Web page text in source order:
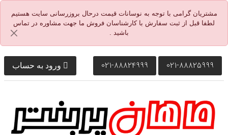
مشتریان گرامی با توجه به نوسانات قیمت درحال بروزرسانی سایت هستیم
لطفا قبل از ثبت سفارش با کارشناسان فروش ما جهت مشاوره در تماس
باشید .
021-88825999
021-88824999 ورود به حساب